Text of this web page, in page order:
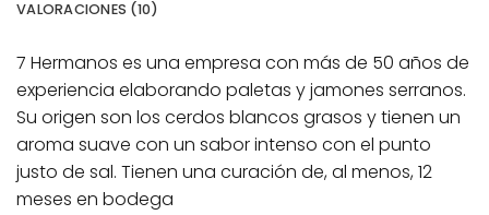
VALORACIONES (10)
7 Hermanos es una empresa con más de 50 años de
experiencia elaborando paletas y jamones serranos.
Su origen son los cerdos blancos grasos y tienen un
aroma suave con un sabor intenso con el punto
justo de sal. Tienen una curación de, al menos, 12
meses en bodega